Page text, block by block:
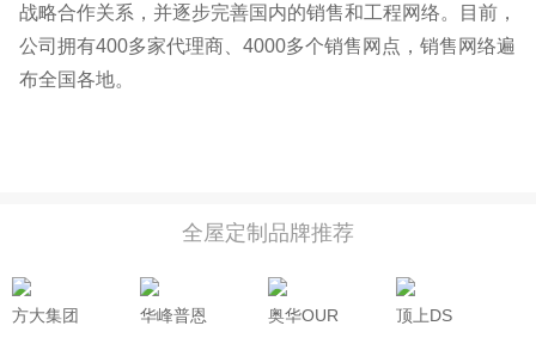
战略合作关系，并逐步完善国内的销售和工程网络。目前，
公司拥有400多家代理商、4000多个销售网点，销售网络遍
布全国各地。
全屋定制品牌推荐
方大集团 华峰普恩 奥华OUR 顶上DS